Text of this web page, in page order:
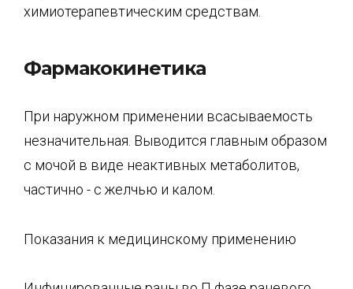
химиотерапевтическим средствам.
Фармакокинетика
При наружном применении всасываемость
незначительная. Выводится главным образом
с мочой в виде неактивных метаболитов,
частично - с желчью и калом.
Показания к медицинскому применению